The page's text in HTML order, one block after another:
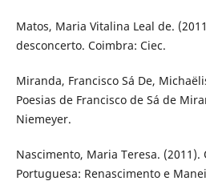
Matos, Maria Vitalina Leal de.
desconcerto. Coimbra: Ciec.
Miranda, Francisco Sá De,
Poesias de Francisco de Sá de
Niemeyer.
Nascimento, Maria Teresa.
Portuguesa: Renascimento e